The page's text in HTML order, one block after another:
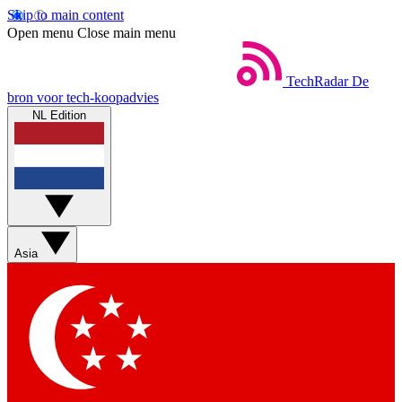
Skip to main content
Open menu Close main menu
TechRadar De
bron voor tech-koopadvies
NL Edition
Asia